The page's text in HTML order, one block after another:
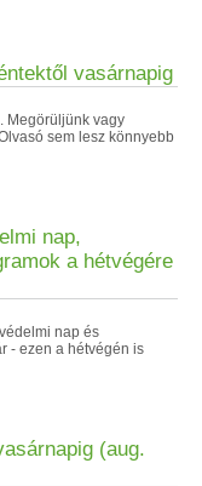
vasárnapig
Megörüljünk vagy
sem lesz könnyebb
nap,
a hétvégére
nap és
- ezen a hétvégén is
(aug.